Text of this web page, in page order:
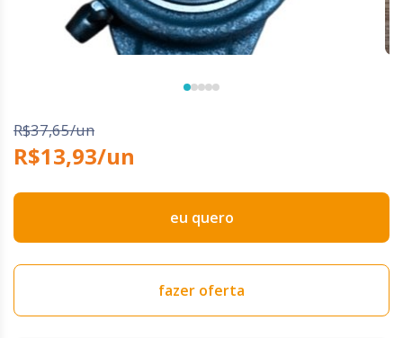
R$37,65/un
R$13,93/un
eu quero
fazer oferta